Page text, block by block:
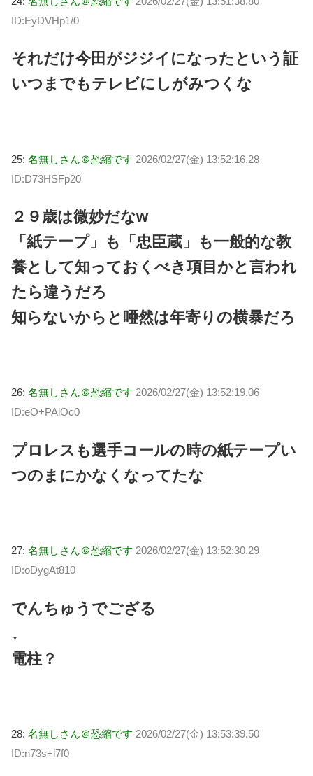
ID:EyDVHp1/0
それだけ今田がジジイになったという証
いつまでもテレビにしがみつくな
25: 名無しさん＠恐縮です 2026/02/27(金) 13:52:16.28
ID:D73HSFp20
２９歳は微妙だなw
「紙テープ」も「忠臣蔵」も一般的な教
養として知っておくべき項目かと言われ
たら違うだろ
知らないからと唖然は年寄りの横暴だろ
26: 名無しさん＠恐縮です 2026/02/27(金) 13:52:19.06
ID:eO+PAlOc0
プロレスも選手コールの時の紙テープい
つのまにかなくなってたな
27: 名無しさん＠恐縮です 2026/02/27(金) 13:52:30.29
ID:oDygAt810
でんちゅうでござる
↓
電柱？
28: 名無しさん＠恐縮です 2026/02/27(金) 13:53:39.50
ID:n73s+l7f0